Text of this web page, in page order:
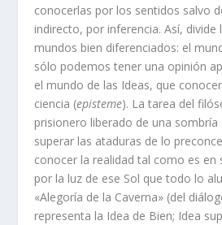
conocerlas por los sentidos salvo
indirecto, por inferencia. Así, divide
mundos bien diferenciados: el
sólo podemos tener una opinión
el mundo de las Ideas, que
ciencia (episteme). La tarea del
prisionero liberado de una sombría
superar las ataduras de lo
conocer la realidad tal como es en
por la luz de ese Sol que todo lo
«Alegoría de la Caverna» (del
representa la Idea de Bien; Idea